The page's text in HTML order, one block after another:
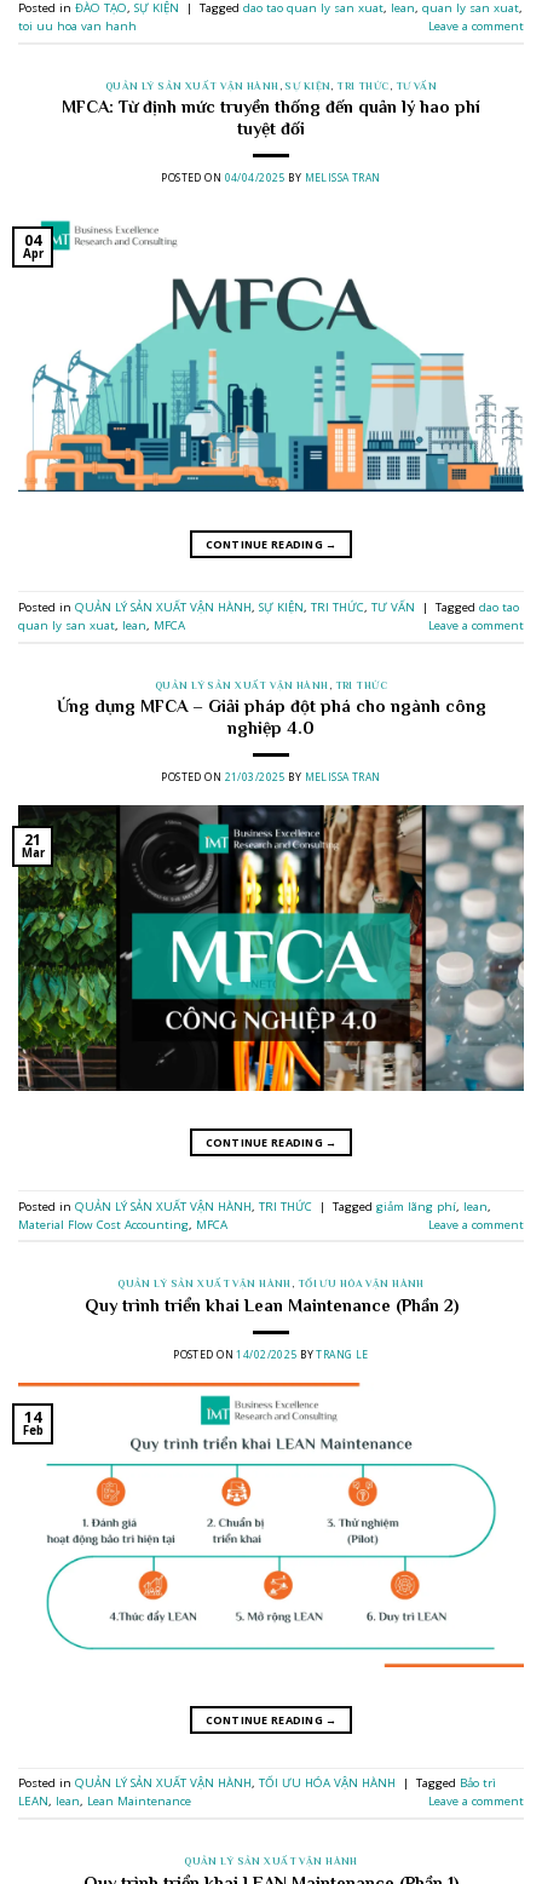
Posted in ĐÀO TẠO, SỰ KIỆN | Tagged dao tao quan ly san xuat, lean, quan ly san xuat,
toi uu hoa van hanh
Leave a comment
QUẢN LÝ SẢN XUẤT VẬN HÀNH ,SỰ KIỆN TRI THỨC TƯ VẤN
MFCA: Từ định mức truyền thống đến quản lý hao phí
tuyệt đối
POSTED ON 04/04/2025 BY MELISSA TRAN
04
Apr
CONTINUE READING →
Posted in QUẢN LÝ SẢN XUẤT VẬN HÀNH, SỰ KIỆN, TRI THỨC, TƯ VẤN | Tagged dao tao
quan ly san xuat, lean, MFCA Leave a comment
QUẢN LÝ SẢN XUẤT VẬN HÀNH TRI THỨC
Ứng dụng MFCA – Giải pháp đột phá cho ngành công
nghiệp 4.0
POSTED ON 21/03/2025 BY MELISSA TRAN
21
Mar
CONTINUE READING →
Posted in QUẢN LÝ SẢN XUẤT VẬN HÀNH, TRI THỨC | Tagged giảm lãng phí, lean,
Material Flow Cost Accounting, MFCA Leave a comment
QUẢN LÝ SẢN XUẤT VẬN HÀNH , TỐI ƯU HÓA VẬN HÀNH
Quy trình triển khai Lean Maintenance (Phần 2)
POSTED ON14/02/2025 BYTRANG LE
14
Feb
CONTINUE READING →
Posted in QUẢN LÝ SẢN XUẤT VẬN HÀNH, TỐI ƯU HÓA VẬN HÀNH | Tagged Bảo trì
LEAN, lean, Lean Maintenance Leave a comment
QUẢN LÝ SẢN XUẤT VẬN HÀNH